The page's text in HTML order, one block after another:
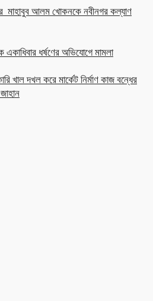
মাহাবুব আলম খোকনকে নবীনগর কল্যাণ
ধর্ষণের অভিযোগে মামলা
খাল দখল করে মার্কেট নির্মাণ কাজ বন্ধের